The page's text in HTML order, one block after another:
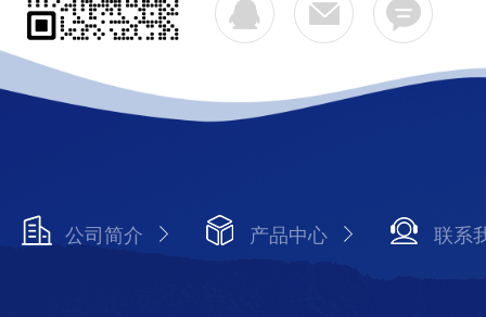
公司简介 产品中心 联系